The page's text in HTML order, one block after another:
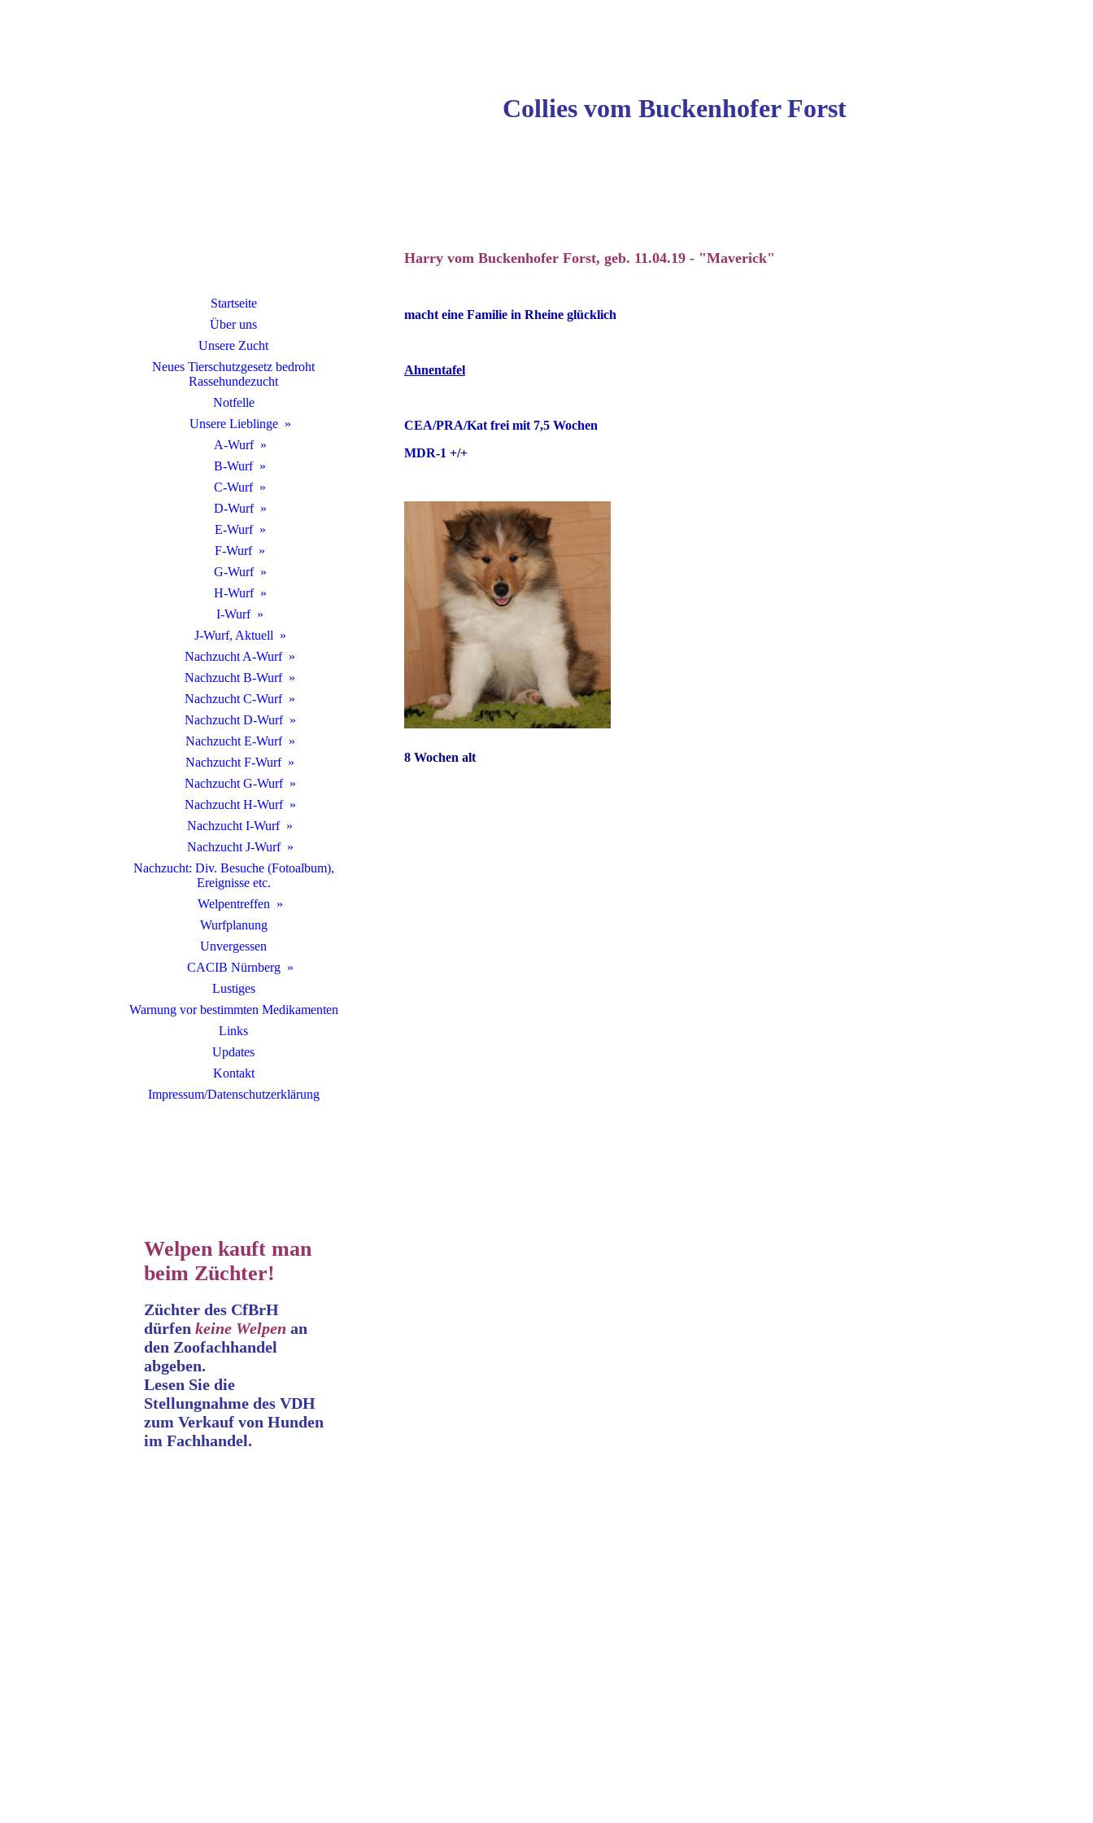
Startseite
Über uns
Unsere Zucht
Neues Tierschutzgesetz bedroht
Rassehundezucht
Notfelle
Unsere Lieblinge
A-Wurf
B-Wurf
C-Wurf
D-Wurf
E-Wurf
F-Wurf
G-Wurf
H-Wurf
I-Wurf
J-Wurf, Aktuell
Nachzucht A-Wurf
Nachzucht B-Wurf
Nachzucht C-Wurf
Nachzucht D-Wurf
Nachzucht E-Wurf
Nachzucht F-Wurf
Nachzucht G-Wurf
Nachzucht H-Wurf
Nachzucht I-Wurf
Nachzucht J-Wurf
Nachzucht: Div. Besuche (Fotoalbum),
Ereignisse etc.
Welpentreffen
Wurfplanung
Unvergessen
CACIB Nürnberg
Lustiges
Warnung vor bestimmten Medikamenten
Links
Updates
Kontakt
Impressum/Datenschutzerklärung
Collies vom Buckenhofer Forst
Harry vom Buckenhofer Forst, geb. 11.04.19 - "Maverick"
macht eine Familie in Rheine glücklich
Ahnentafel
CEA/PRA/Kat frei mit 7,5 Wochen
MDR-1 +/+
8 Wochen alt
Welpen kauft man
beim Züchter!
Züchter des CfBrH
dürfen keine Welpen an
den Zoofachhandel
abgeben.
Lesen Sie die
Stellungnahme des VDH
zum Verkauf von Hunden
im Fachhandel.